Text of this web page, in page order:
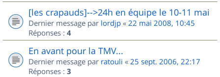
[les crapauds]-->24h en équipe le 10-11 mai
Dernier message par lordjp « 22 mai 2008, 10:45
Réponses : 4
En avant pour la TMV...
Dernier message par ratouli « 25 sept. 2006, 22:17
Réponses : 3